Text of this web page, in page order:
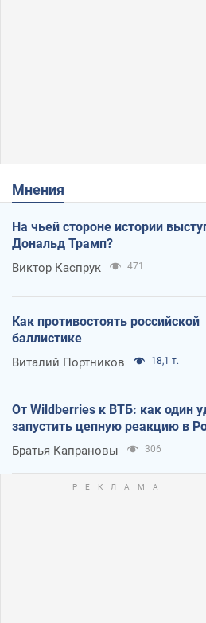
Мнения
На чьей стороне истории
Дональд Трамп?
Виктор Каспрук 471
Как противостоять российской
баллистике
Виталий Портников 18,1 т.
От Wildberries к ВТБ: как один
запустить цепную реакцию в
Братья Капрановы 306